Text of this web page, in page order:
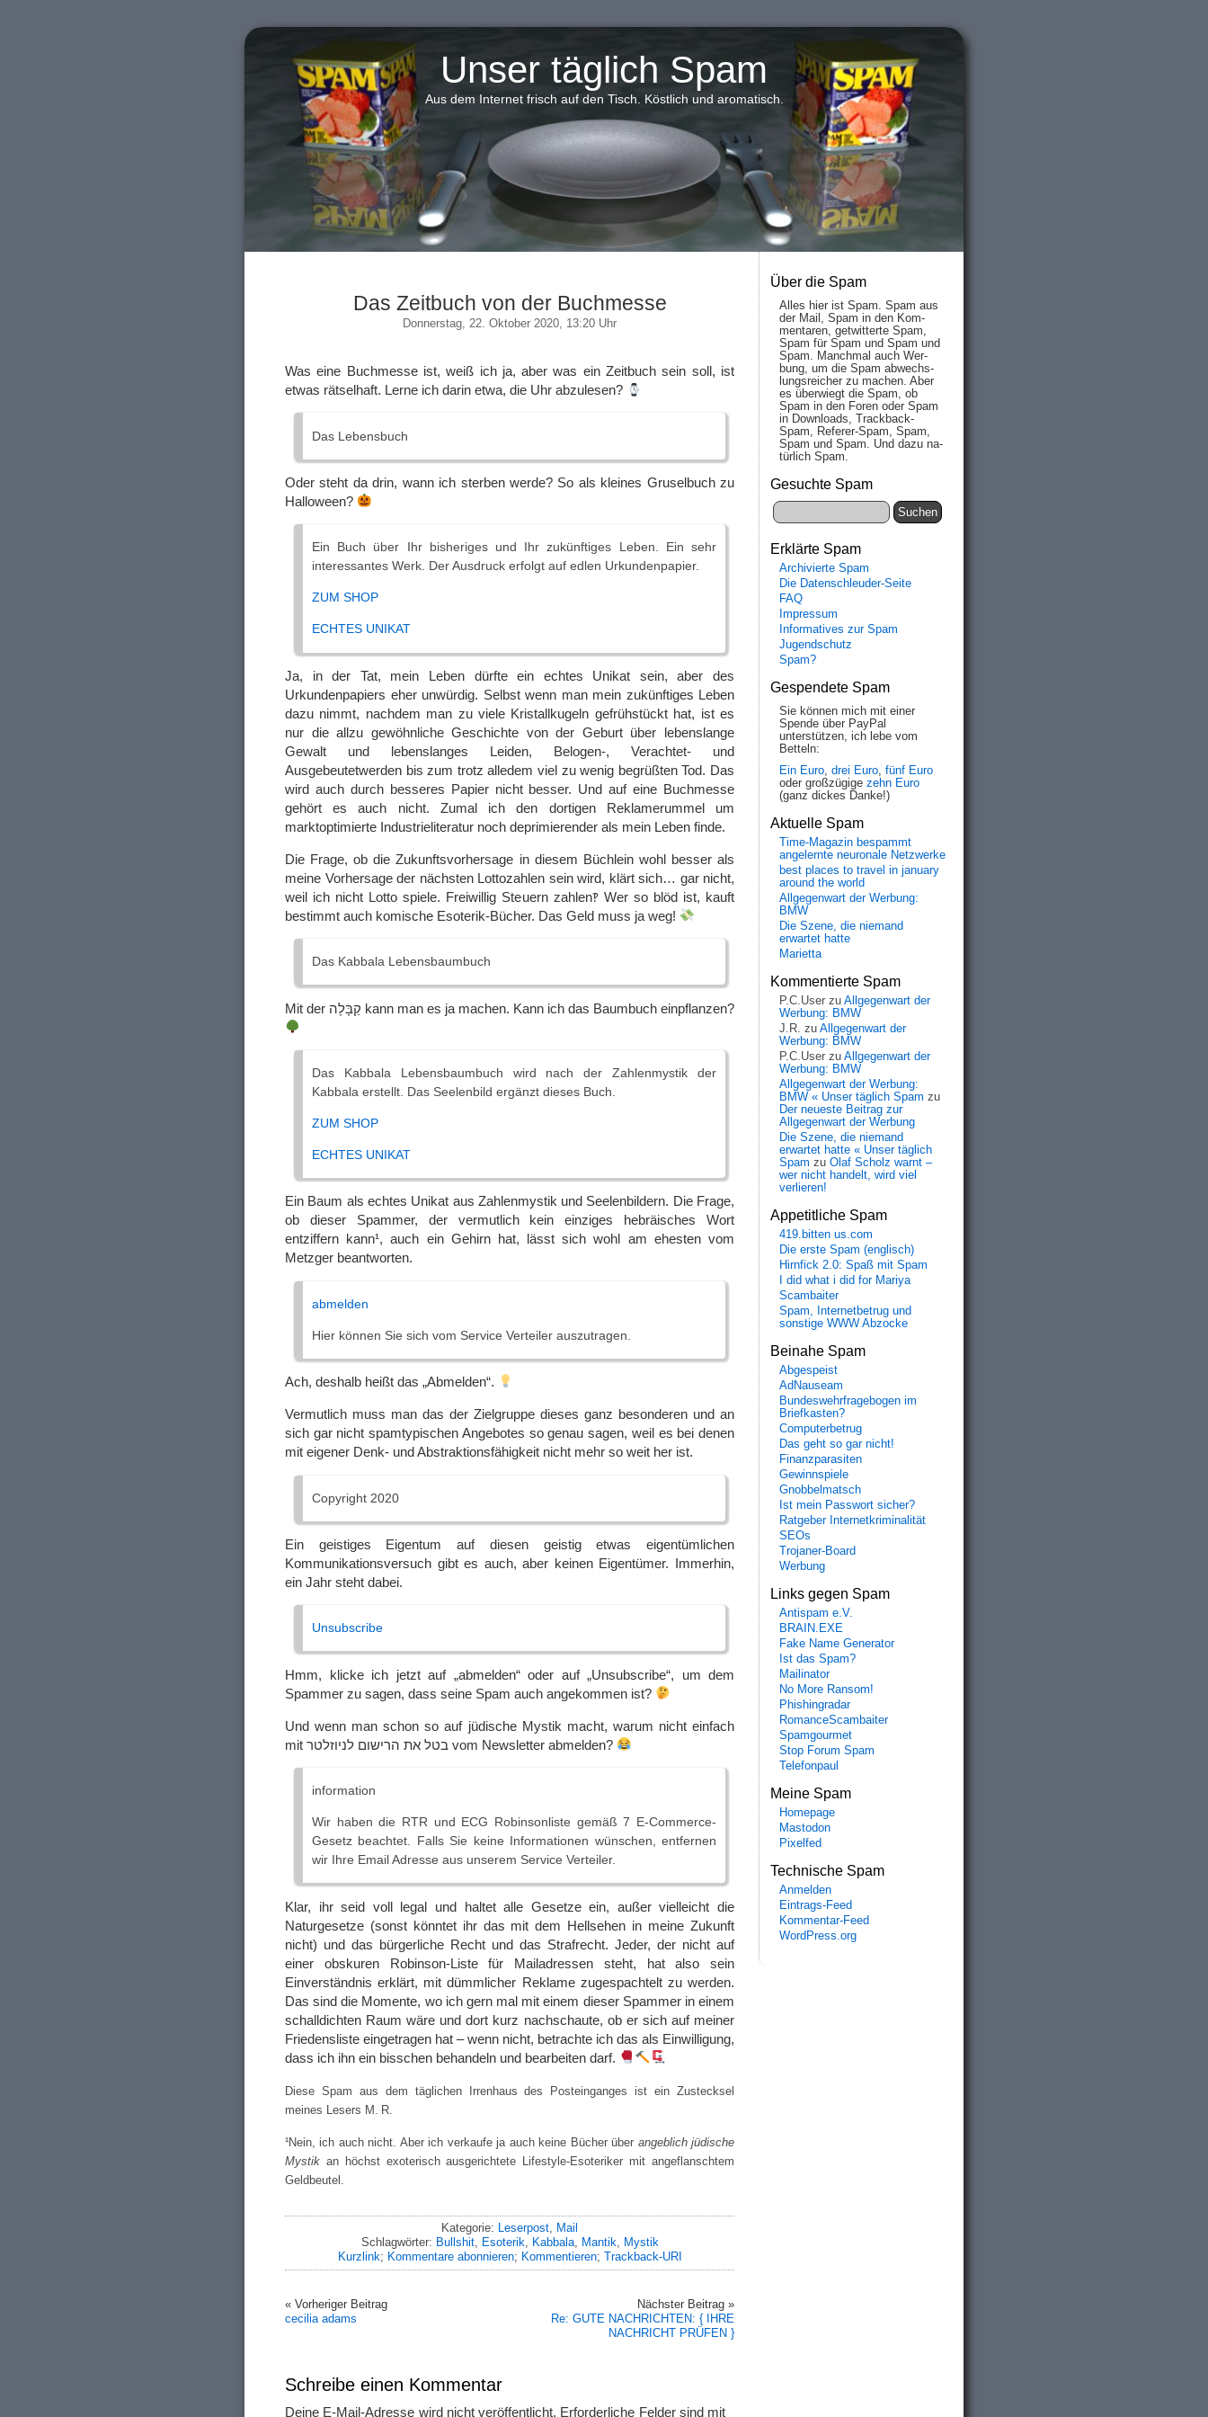
Unser täglich Spam
Aus dem Internet frisch auf den Tisch. Köstlich und aromatisch.
Das Zeitbuch von der Buchmesse
Donnerstag, 22. Oktober 2020, 13:20 Uhr
Was eine Buchmesse ist, weiß ich ja, aber was ein Zeitbuch sein soll, ist
etwas rätselhaft. Lerne ich darin etwa, die Uhr abzulesen?
Das Lebensbuch
Oder steht da drin, wann ich sterben werde? So als kleines Gruselbuch zu
Halloween?
Ein Buch über Ihr bisheriges und Ihr zukünftiges Leben. Ein sehr
interessantes Werk. Der Ausdruck erfolgt auf edlen Urkundenpapier.
ZUM SHOP
ECHTES UNIKAT
Ja, in der Tat, mein Leben dürfte ein echtes Unikat sein, aber des
Urkundenpapiers eher unwürdig. Selbst wenn man mein zukünftiges Leben
dazu nimmt, nachdem man zu viele Kristallkugeln gefrühstückt hat, ist es
nur die allzu gewöhnliche Geschichte von der Geburt über lebenslange
Gewalt und lebenslanges Leiden, Belogen-, Verachtet- und
Ausgebeutetwerden bis zum trotz alledem viel zu wenig begrüßten Tod. Das
wird auch durch besseres Papier nicht besser. Und auf eine Buchmesse
gehört es auch nicht. Zumal ich den dortigen Reklamerummel um
marktoptimierte Industrieliteratur noch deprimierender als mein Leben finde.
Die Frage, ob die Zukunftsvorhersage in diesem Büchlein wohl besser als
meine Vorhersage der nächsten Lottozahlen sein wird, klärt sich… gar nicht,
weil ich nicht Lotto spiele. Freiwillig Steuern zahlen‽ Wer so blöd ist, kauft
bestimmt auch komische Esoterik-Bücher. Das Geld muss ja weg!
Das Kabbala Lebensbaumbuch
Mit der קַבָּלָה kann man es ja machen. Kann ich das Baumbuch einpflanzen?
Das Kabbala Lebensbaumbuch wird nach der Zahlenmystik der
Kabbala erstellt. Das Seelenbild ergänzt dieses Buch.
ZUM SHOP
ECHTES UNIKAT
Ein Baum als echtes Unikat aus Zahlenmystik und Seelenbildern. Die Frage,
ob dieser Spammer, der vermutlich kein einziges hebräisches Wort
entziffern kann¹, auch ein Gehirn hat, lässt sich wohl am ehesten vom
Metzger beantworten.
abmelden
Hier können Sie sich vom Service Verteiler auszutragen.
Ach, deshalb heißt das „Abmelden“.
Vermutlich muss man das der Zielgruppe dieses ganz besonderen und an
sich gar nicht spamtypischen Angebotes so genau sagen, weil es bei denen
mit eigener Denk- und Abstraktionsfähigkeit nicht mehr so weit her ist.
Copyright 2020
Ein geistiges Eigentum auf diesen geistig etwas eigentümlichen
Kommunikationsversuch gibt es auch, aber keinen Eigentümer. Immerhin,
ein Jahr steht dabei.
Unsubscribe
Hmm, klicke ich jetzt auf „abmelden“ oder auf „Unsubscribe“, um dem
Spammer zu sagen, dass seine Spam auch angekommen ist?
Und wenn man schon so auf jüdische Mystik macht, warum nicht einfach
mit בטל את הרישום לניוזלטר vom Newsletter abmelden?
information
Wir haben die RTR und ECG Robinsonliste gemäß 7 E-Commerce-
Gesetz beachtet. Falls Sie keine Informationen wünschen, entfernen
wir Ihre Email Adresse aus unserem Service Verteiler.
Klar, ihr seid voll legal und haltet alle Gesetze ein, außer vielleicht die
Naturgesetze (sonst könntet ihr das mit dem Hellsehen in meine Zukunft
nicht) und das bürgerliche Recht und das Strafrecht. Jeder, der nicht auf
einer obskuren Robinson-Liste für Mailadressen steht, hat also sein
Einverständnis erklärt, mit dümmlicher Reklame zugespachtelt zu werden.
Das sind die Momente, wo ich gern mal mit einem dieser Spammer in einem
schalldichten Raum wäre und dort kurz nachschaute, ob er sich auf meiner
Friedensliste eingetragen hat – wenn nicht, betrachte ich das als Einwilligung,
dass ich ihn ein bisschen behandeln und bearbeiten darf.
Diese Spam aus dem täglichen Irrenhaus des Posteinganges ist ein Zustecksel
meines Lesers M. R.
¹Nein, ich auch nicht. Aber ich verkaufe ja auch keine Bücher über angeblich jüdische
Mystik an höchst exoterisch ausgerichtete Lifestyle-Esoteriker mit angeflanschtem
Geldbeutel.
Kategorie: Leserpost
Mail
Schlagwörter: Bullshit, Esoterik Kabbala, Mantik
Mystik
Kurzlink; Kommentare abonnieren; Kommentieren; Trackback-URI
« Vorheriger Beitrag
cecilia adams
Nächster Beitrag »
Re: GUTE NACHRICHTEN: { IHRE
NACHRICHT PRÜFEN }
Schreibe einen Kommentar
Deine E-Mail-Adresse wird nicht veröffentlicht. Erforderliche Felder sind mit
Über die Spam
Alles hier ist Spam. Spam aus
der Mail, Spam in den Kom­
men­taren, ge­twit­ter­te Spam,
Spam für Spam und Spam und
Spam. Manch­mal auch Wer­
bung, um die Spam ab­wechs­
lungs­reich­er zu mach­en. Aber
es über­wiegt die Spam, ob
Spam in den Fo­ren oder Spam
in Down­loads, Track­back-
Spam, Re­fe­rer-Spam, Spam,
Spam und Spam. Und da­zu na­
tür­lich Spam.
Gesuchte Spam
Erklärte Spam
Archivierte Spam
Die Datenschleuder-Seite
FAQ
Impressum
Informatives zur Spam
Jugendschutz
Spam?
Gespendete Spam
Sie können mich mit einer
Spende über PayPal
unterstützen, ich lebe vom
Betteln:
Ein Euro, drei Euro, fünf Euro
oder großzügige zehn Euro
(ganz dickes Danke!)
Aktuelle Spam
Time-Magazin bespammt
angelernte neuronale Netzwerke
best places to travel in january
around the world
Allgegenwart der Werbung:
BMW
Die Szene, die niemand
erwartet hatte
Marietta
Kommentierte Spam
P.C.User zu Allgegenwart der
Werbung: BMW
J.R. zu Allgegenwart der
Werbung: BMW
P.C.User zu Allgegenwart der
Werbung: BMW
Allgegenwart der Werbung:
BMW « Unser täglich Spam zu
Der neueste Beitrag zur
Allgegenwart der Werbung
Die Szene, die niemand
erwartet hatte « Unser täglich
Spam zu Olaf Scholz warnt –
wer nicht handelt, wird viel
verlieren!
Appetitliche Spam
419.bitten us.com
Die erste Spam (englisch)
Hirnfick 2.0: Spaß mit Spam
I did what i did for Mariya
Scambaiter
Spam, Internetbetrug und
sonstige WWW Abzocke
Beinahe Spam
Abgespeist
AdNauseam
Bundeswehrfragebogen im
Briefkasten?
Computerbetrug
Das geht so gar nicht!
Finanzparasiten
Gewinnspiele
Gnobbelmatsch
Ist mein Passwort sicher?
Ratgeber Internetkriminalität
SEOs
Trojaner-Board
Werbung
Links gegen Spam
Antispam e.V.
BRAIN.EXE
Fake Name Generator
Ist das Spam?
Mailinator
No More Ransom!
Phishingradar
RomanceScambaiter
Spamgourmet
Stop Forum Spam
Telefonpaul
Meine Spam
Homepage
Mastodon
Pixelfed
Technische Spam
Anmelden
Eintrags-Feed
Kommentar-Feed
WordPress.org